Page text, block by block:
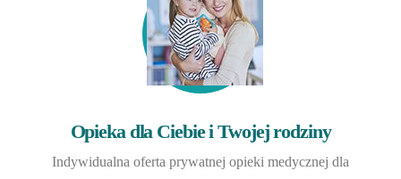
Opieka dla Ciebie i Twojej rodziny
Indywidualna oferta prywatnej opieki medycznej dla